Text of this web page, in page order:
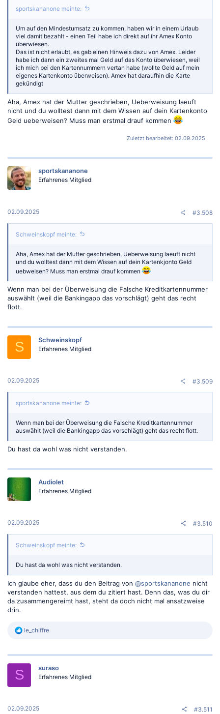
sportskananone meinte:
Um auf den Mindestumsatz zu kommen, haben wir in einem Urlaub
viel damit bezahlt - einen Teil habe ich direkt auf ihr Amex Konto
überwiesen.
Das ist nicht erlaubt, es gab einen Hinweis dazu von Amex. Leider
habe ich dann ein zweites mal Geld auf das Konto überwiesen, weil
ich mich bei den Kartennummern vertan habe (wollte Geld auf mein
eigenes Kartenkonto überweisen). Amex hat daraufhin die Karte
gekündigt
Aha, Amex hat der Mutter geschrieben, Ueberweisung laeuft
nicht und du wolltest dann mit dem Wissen auf dein Kartenkonto
Geld ueberweisen? Muss man erstmal drauf kommen
Zuletzt bearbeitet: 02.09.2025
sportskananone
Erfahrenes Mitglied
02.09.2025 #3.508
Schweinskopf meinte:
Aha, Amex hat der Mutter geschrieben, Ueberweisung laeuft nicht
und du wolltest dann mit dem Wissen auf dein Kartenkjonto Geld
uebweisen? Muss man erstmal drauf kommen
Wenn man bei der Überweisung die Falsche Kreditkartennummer
auswählt (weil die Bankingapp das vorschlägt) geht das recht
flott.
S Schweinskopf
Erfahrenes Mitglied
02.09.2025 #3.509
sportskananone meinte:
Wenn man bei der Überweisung die Falsche Kreditkartennummer
auswählt (weil die Bankingapp das vorschlägt) geht das recht flott.
Du hast da wohl was nicht verstanden.
Audiolet
Erfahrenes Mitglied
02.09.2025 #3.510
Schweinskopf meinte:
Du hast da wohl was nicht verstanden.
Ich glaube eher, dass du den Beitrag von @sportskananone nicht
verstanden hattest, aus dem du zitiert hast. Denn das, was du dir
da zusammengereimt hast, steht da doch nicht mal ansatzweise
drin.
R
k
:
le_chiffre
S suraso
Erfahrenes Mitglied
02.09.2025 #3.511